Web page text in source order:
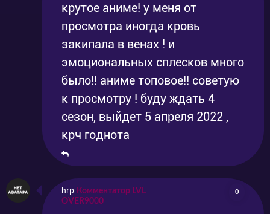
крутое аниме! у меня от
просмотра иногда кровь
закипала в венах ! и
эмоциональных сплесков много
было!! аниме топовое!! советую
к просмотру ! буду ждать 4
сезон, выйдет 5 апреля 2022 ,
крч годнота
hrp Комментатор LVL
OVER9000
0